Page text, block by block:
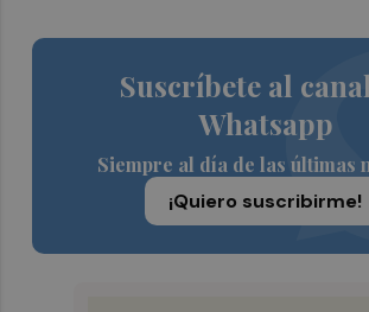
Suscríbete al
Whatsapp
Siempre al día de las últimas
¡Quiero suscribirme!